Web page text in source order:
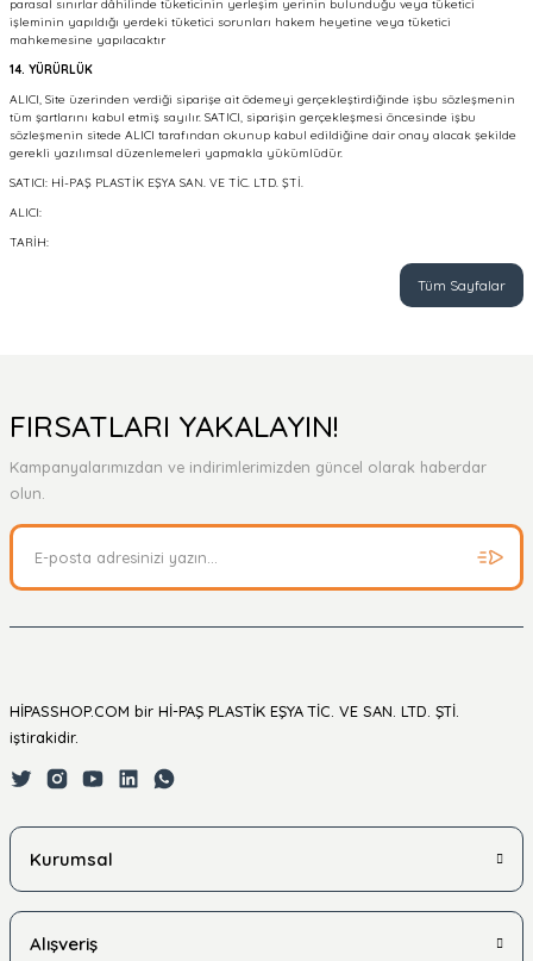
parasal sınırlar dâhilinde tüketicinin yerleşim yerinin bulunduğu veya tüketici
işleminin yapıldığı yerdeki tüketici sorunları hakem heyetine veya tüketici
mahkemesine yapılacaktır
14. YÜRÜRLÜK
ALICI, Site üzerinden verdiği siparişe ait ödemeyi gerçekleştirdiğinde işbu sözleşmenin
tüm şartlarını kabul etmiş sayılır. SATICI, siparişin gerçekleşmesi öncesinde işbu
sözleşmenin sitede ALICI tarafından okunup kabul edildiğine dair onay alacak şekilde
gerekli yazılımsal düzenlemeleri yapmakla yükümlüdür.
SATICI: Hİ-PAŞ PLASTİK EŞYA SAN. VE TİC. LTD. ŞTİ.
ALICI:
TARİH:
Tüm Sayfalar
FIRSATLARI YAKALAYIN!
Kampanyalarımızdan ve indirimlerimizden güncel olarak haberdar
olun.
HİPASSHOP.COM bir Hİ-PAŞ PLASTİK EŞYA TİC. VE SAN. LTD. ŞTİ.
iştirakidir.
Kurumsal
Alışveriş